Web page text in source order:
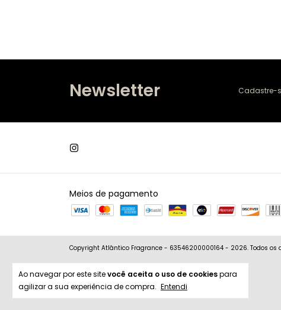
Ao navegar por este sitevocê aceita o uso de cookiespara
agilizar a sua experiência de compra. Entendi
Newsletter Cadastre-
Meios de pagamento
Copyright Atlântico Fragrance - 63546200000164 - 2026. Todos os